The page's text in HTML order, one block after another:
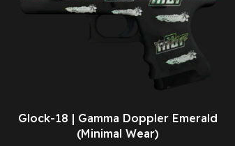
Glock-18 | Gamma Doppler Emerald
(Minimal Wear)